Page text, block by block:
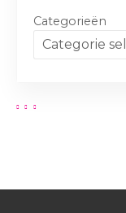
Categorieën